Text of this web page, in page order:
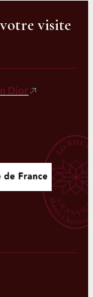
visite
Dior